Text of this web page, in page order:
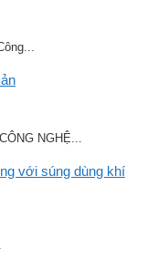
NGHỆ...
với súng dùng khí